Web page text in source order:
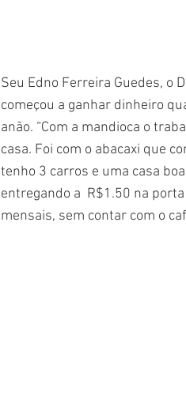
Seu Edno Ferreira Guedes, o
começou a ganhar dinheiro
anão. “Com a mandioca o
casa. Foi com o abacaxi que
tenho 3 carros e uma casa
entregando a  R$1.50 na
mensais, sem contar com o